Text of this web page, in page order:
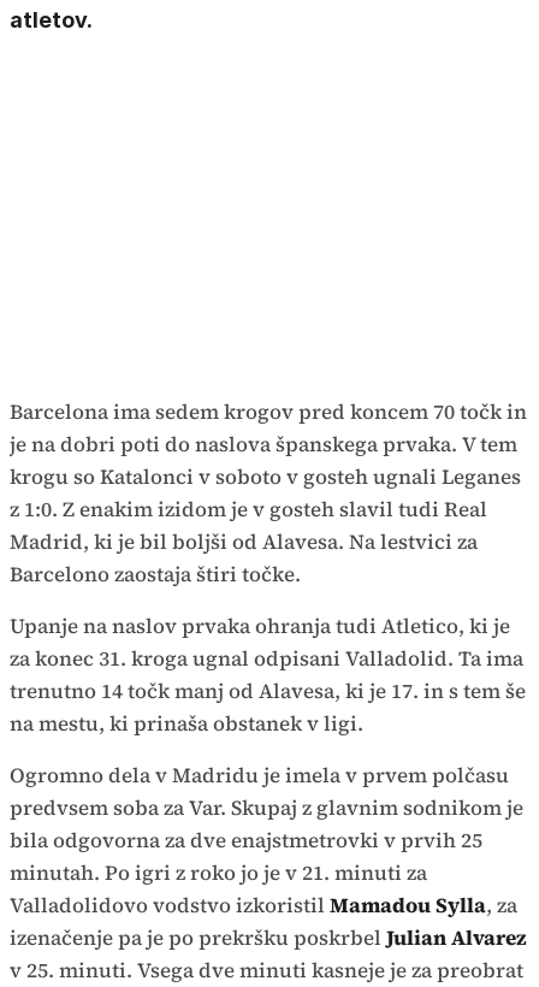
atletov.
Barcelona ima sedem krogov pred koncem 70 točk in
je na dobri poti do naslova španskega prvaka. V tem
krogu so Katalonci v soboto v gosteh ugnali Leganes
z 1:0. Z enakim izidom je v gosteh slavil tudi Real
Madrid, ki je bil boljši od Alavesa. Na lestvici za
Barcelono zaostaja štiri točke.
Upanje na naslov prvaka ohranja tudi Atletico, ki je
za konec 31. kroga ugnal odpisani Valladolid. Ta ima
trenutno 14 točk manj od Alavesa, ki je 17. in s tem še
na mestu, ki prinaša obstanek v ligi.
Ogromno dela v Madridu je imela v prvem polčasu
predvsem soba za Var. Skupaj z glavnim sodnikom je
bila odgovorna za dve enajstmetrovki v prvih 25
minutah. Po igri z roko jo je v 21. minuti za
Valladolidovo vodstvo izkoristil Mamadou Sylla, za
izenačenje pa je po prekršku poskrbelJulian Alvarez
v 25. minuti. Vsega dve minuti kasneje je za preobrat